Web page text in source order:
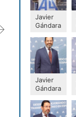
Javier
Gándara
Javier
Gándara